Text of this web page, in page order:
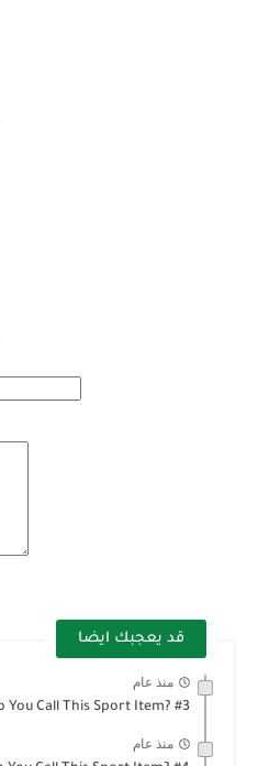
قد يعجبك ايضا
منذ عام
You Call This Sport Item? #3
منذ عام